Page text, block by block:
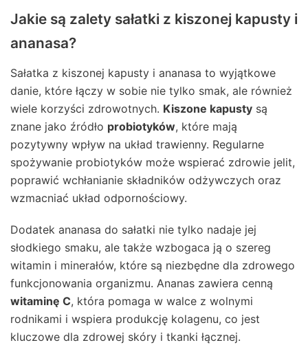
Jakie są zalety sałatki z kiszonej kapusty i
ananasa?
Sałatka z kiszonej kapusty i ananasa to wyjątkowe
danie, które łączy w sobie nie tylko smak, ale również
wiele korzyści zdrowotnych. Kiszone kapusty są
znane jako źródło probiotyków, które mają
pozytywny wpływ na układ trawienny. Regularne
spożywanie probiotyków może wspierać zdrowie jelit,
poprawić wchłanianie składników odżywczych oraz
wzmacniać układ odpornościowy.
Dodatek ananasa do sałatki nie tylko nadaje jej
słodkiego smaku, ale także wzbogaca ją o szereg
witamin i minerałów, które są niezbędne dla zdrowego
funkcjonowania organizmu. Ananas zawiera cenną
witaminę C, która pomaga w walce z wolnymi
rodnikami i wspiera produkcję kolagenu, co jest
kluczowe dla zdrowej skóry i tkanki łącznej.